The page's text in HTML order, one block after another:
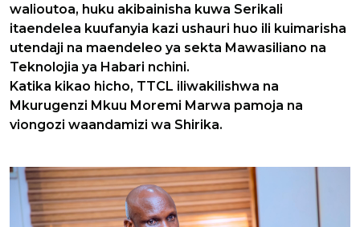
walioutoa, huku akibainisha kuwa Serikali
itaendelea kuufanyia kazi ushauri huo ili kuimarisha
utendaji na maendeleo ya sekta Mawasiliano na
Teknolojia ya Habari nchini.
Katika kikao hicho, TTCL iliwakilishwa na
Mkurugenzi Mkuu Moremi Marwa pamoja na
viongozi waandamizi wa Shirika.